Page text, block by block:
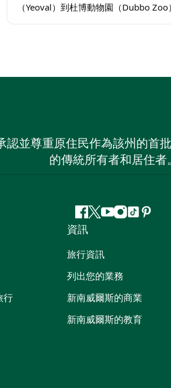
（Yeoval）到杜博動物園（Dubbo
並尊重原住民作為該州的首
的傳統所有者和居住者
Facebook
嘰
喳
喳
Youtube
Instagram
抖
行
資訊
旅行資訊
列出您的業務
新南威爾斯的商業
新南威爾斯的教育